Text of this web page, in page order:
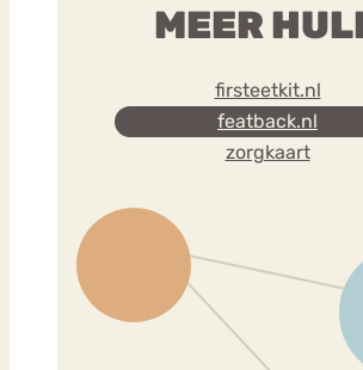
MEER
firsteetkit.nl
featback.nl
zorgkaart